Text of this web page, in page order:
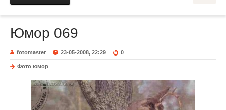
Юмор 069
fotomaster 23-05-2008, 22:29 0
Фото юмор